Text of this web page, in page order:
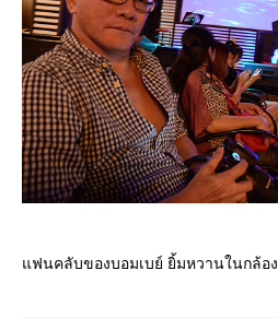
ฟนคลับของบอมเบย์ ยิ้มหวานในกล้อง